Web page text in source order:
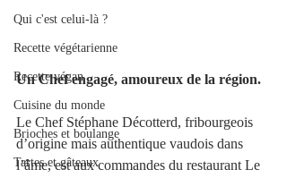
Qui c'est celui-là ?
Recette végétarienne
Recette végan
Cuisine du monde
Brioches et boulange
Tartes et gâteaux
Un Chef engagé, amoureux de la région.
Le Chef Stéphane Décotterd, fribourgeois
d’origine mais authentique vaudois dans
l’âme, est aux commandes du restaurant Le